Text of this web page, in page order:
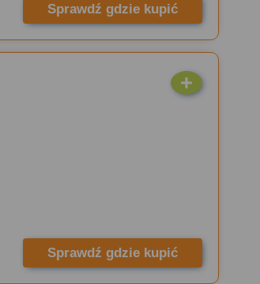
Sprawdź gdzie kupić
Sprawdź gdzie kupić